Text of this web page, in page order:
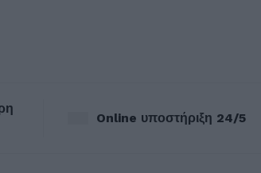
Online υποστήριξη 24/5